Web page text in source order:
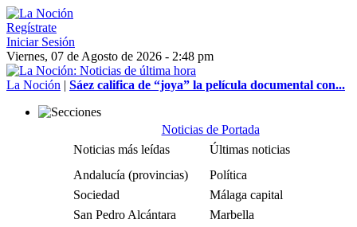
Regístrate
Iniciar Sesión
Viernes, 07 de Agosto de 2026 - 2:48 pm
La Noción | Sáez califica de “joya” la película documental con...
Noticias de Portada
Noticias más leídas
Últimas noticias
Andalucía (provincias)
Política
Sociedad
Málaga capital
San Pedro Alcántara
Marbella